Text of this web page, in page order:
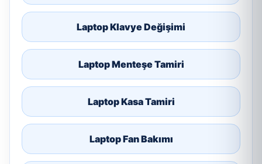
Laptop Klavye Değişimi
Laptop Menteşe Tamiri
Laptop Kasa Tamiri
Laptop Fan Bakımı